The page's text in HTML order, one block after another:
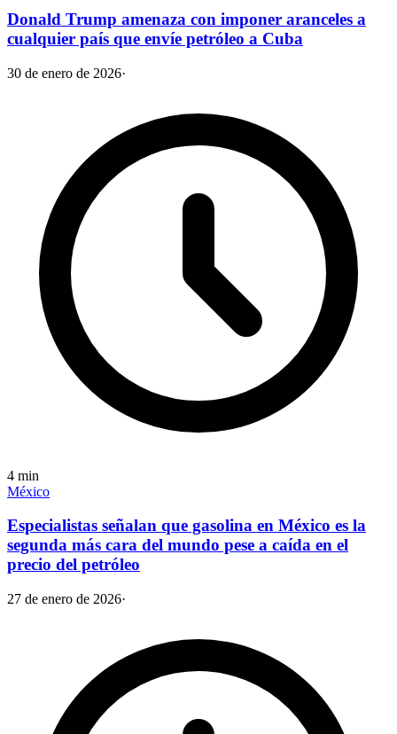
Donald Trump amenaza con imponer aranceles a
cualquier país que envíe petróleo a Cuba
30 de enero de 2026·
4 min
México
Especialistas señalan que gasolina en México es la
segunda más cara del mundo pese a caída en el
precio del petróleo
27 de enero de 2026·